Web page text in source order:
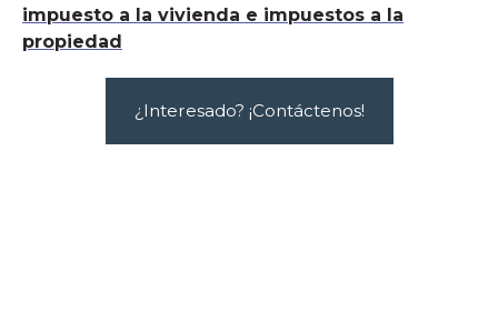
impuesto a la vivienda e impuestos a la
propiedad
¿Interesado? ¡Contáctenos!